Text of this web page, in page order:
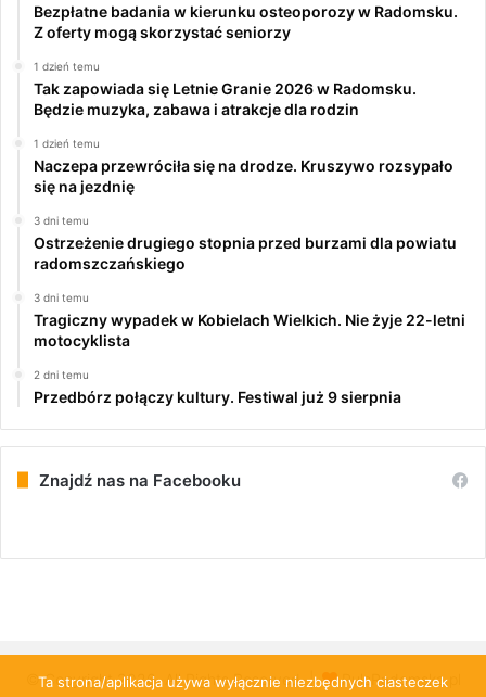
Bezpłatne badania w kierunku osteoporozy w Radomsku.
Z oferty mogą skorzystać seniorzy
1 dzień temu
Tak zapowiada się Letnie Granie 2026 w Radomsku.
Będzie muzyka, zabawa i atrakcje dla rodzin
1 dzień temu
Naczepa przewróciła się na drodze. Kruszywo rozsypało
się na jezdnię
3 dni temu
Ostrzeżenie drugiego stopnia przed burzami dla powiatu
radomszczańskiego
3 dni temu
Tragiczny wypadek w Kobielach Wielkich. Nie żyje 22-letni
motocyklista
2 dni temu
Przedbórz połączy kultury. Festiwal już 9 sierpnia
Znajdź nas na Facebooku
© Copyright 2026, All Rights Reserved | PulsRadomska.pl
Ta strona/aplikacja używa wyłącznie niezbędnych ciasteczek